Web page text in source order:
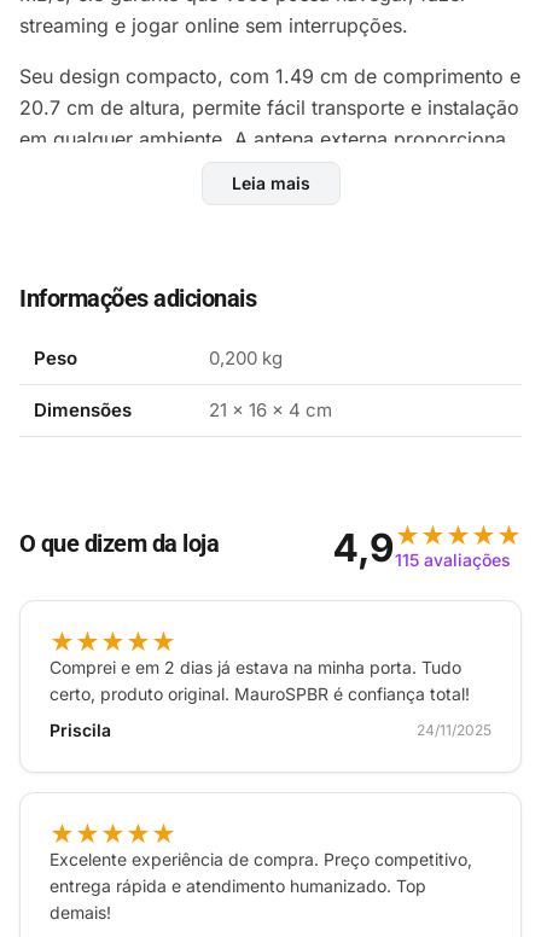
streaming e jogar online sem interrupções.
Seu design compacto, com 1.49 cm de comprimento e
20.7 cm de altura, permite fácil transporte e instalação
em qualquer ambiente. A antena externa proporciona
um alcance superior, ideal para áreas amplas ou com
obstáculos, garantindo que você esteja sempre
Compatível com a tecnologia WLAN, este adaptador é
perfeito para usuários que desejam melhorar a
qualidade da sua conexão sem fio. A marca Mercusys,
reconhecida por sua confiabilidade, assegura que
você está adquirindo um produto de alta performance
e durabilidade.
o MA30H é uma escolha inteligente para quem precisa
de mobilidade e eficiência. Experimente a liberdade
Leia mais
Informações adicionais
Peso 0,200 kg
Dimensões 21 × 16 × 4 cm
O que dizem da loja 4,9★★★★★
115 avaliações
★★★★★
Comprei e em 2 dias já estava na minha porta. Tudo
certo, produto original. MauroSPBR é confiança total!
Priscila
24/11/2025
★★★★★
Excelente experiência de compra. Preço competitivo,
entrega rápida e atendimento humanizado. Top
demais!